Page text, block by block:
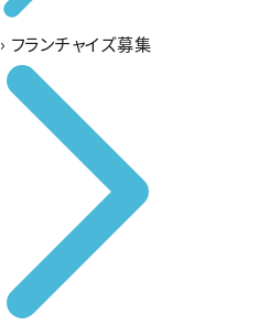
› フランチャイズ募集